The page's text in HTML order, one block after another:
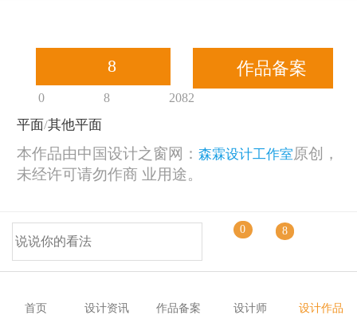
8 作品备案
0 8
2082
平面/其他平面
本作品由中国设计之窗网： 森霖设计工作室原创，
未经许可请勿作商 业用途。
0 8
© 2014-2025 中国设计之窗 www.333cn.com 版权所有
首页 设计资讯 作品备案 设计师 设计作品